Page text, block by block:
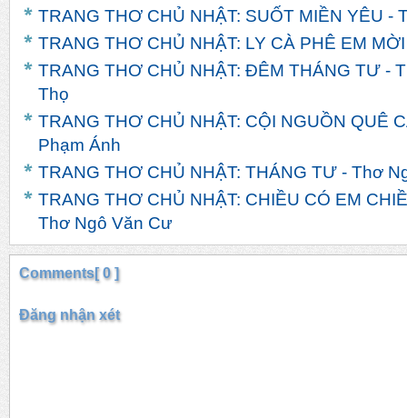
TRANG THƠ CHỦ NHẬT: SUỐT MIỀN YÊU -
TRANG THƠ CHỦ NHẬT: LY CÀ PHÊ EM
TRANG THƠ CHỦ NHẬT: ĐÊM THÁNG TƯ -
Thọ
TRANG THƠ CHỦ NHẬT: CỘI NGUỒN QUÊ
Phạm Ánh
TRANG THƠ CHỦ NHẬT: THÁNG TƯ - Thơ
TRANG THƠ CHỦ NHẬT: CHIỀU CÓ EM
Thơ Ngô Văn Cư
Comments[ 0 ]
Đăng nhận xét